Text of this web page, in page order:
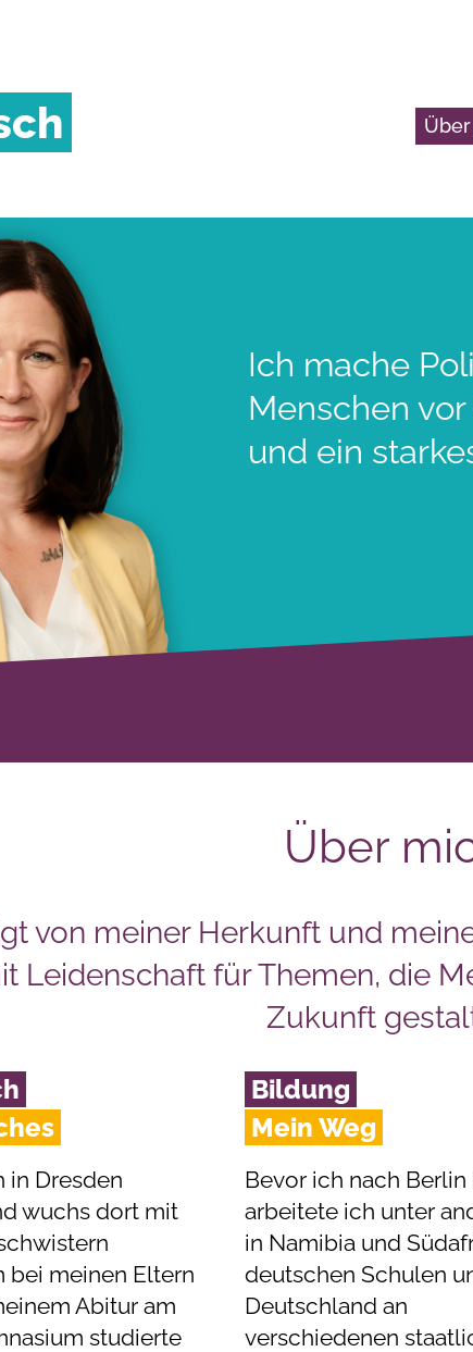
Ich mache
Menschen
und ein
Über
von meiner Herkunft und
Leidenschaft für Themen, die
Zukunft
in Dresden
wuchs dort mit
bei meinen Eltern
Abitur am
studierte
Bildung
Mein Weg
Bevor ich nach Berlin
arbeitete ich unter
in Namibia und
deutschen Schulen
Deutschland an
verschiedenen